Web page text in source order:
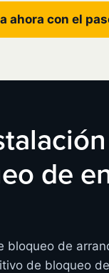
ahora con el
de
de
de bloqueo